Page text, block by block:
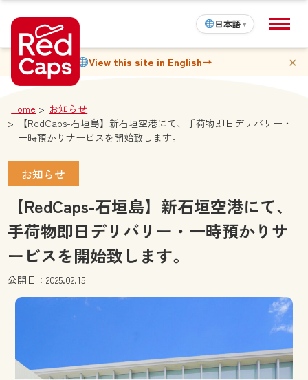
日本語 ▾
View this site in English→ ✕
Home
お知らせ
【RedCaps-石垣島】新石垣空港にて、手荷物即日デリバリー・
一時預かりサービスを開始致します。
お知らせ
【RedCaps-石垣島】新石垣空港にて、
手荷物即日デリバリー・一時預かりサ
ービスを開始致します。
公開日：2025.02.15